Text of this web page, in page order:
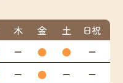
木 金 土
日祝
ー ● ●
ー
ー ● ー ー